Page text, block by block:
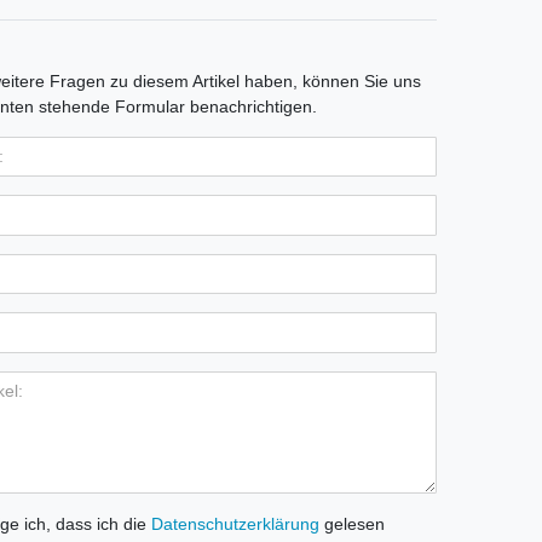
Fragen zu diesem Artikel haben, können Sie uns
stehende Formular benachrichtigen.
ich, dass ich die Daten­schutz­erklärung gelesen